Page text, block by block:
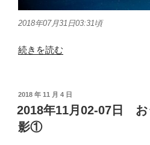
2018年07月31日03:31頃
“2018
月
30-
31
日
続きを読む
投
稿
日:
2018 年 11 月 4 日
2018年11月02-07日 お
影①